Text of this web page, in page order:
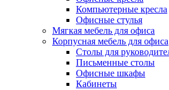
Компьютерные кресла
Офисные стулья
Мягкая мебель для офиса
Корпусная мебель для офиса
Столы для
Письменные столы
Офисные шкафы
Кабинеты